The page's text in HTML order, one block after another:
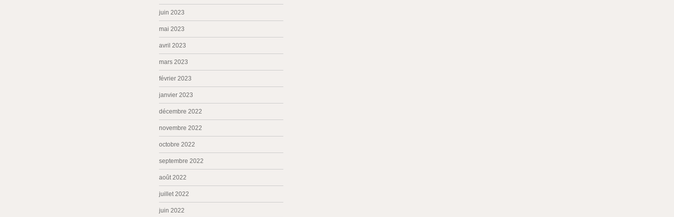
juin 2023
mai 2023
avril 2023
mars 2023
février 2023
janvier 2023
décembre 2022
novembre 2022
octobre 2022
septembre 2022
août 2022
juillet 2022
juin 2022